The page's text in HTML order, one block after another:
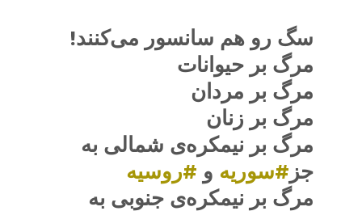
سگ رو هم سانسور می‌کنند!
مرگ بر حیوانات
مرگ بر مردان
مرگ بر زنان
مرگ بر نیمکره‌ی شمالی به
جز #سوریه و #روسیه
مرگ بر نیمکره‌ی جنوبی به